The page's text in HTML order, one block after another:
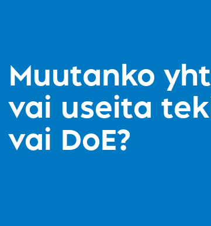
Muutanko
vai useita
vai DoE?